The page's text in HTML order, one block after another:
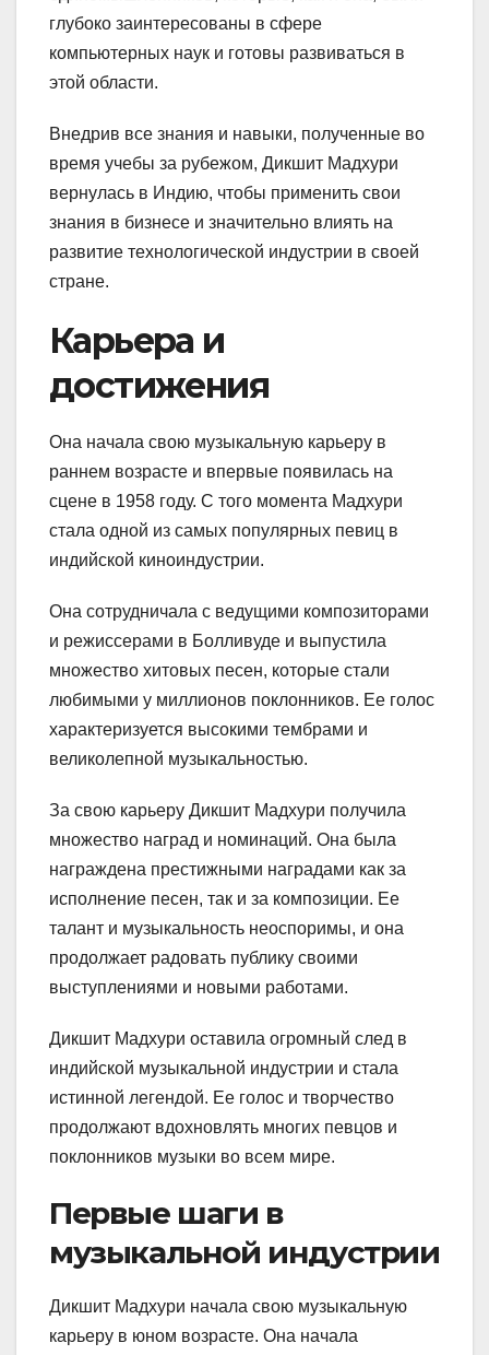
глубоко заинтересованы в сфере
компьютерных наук и готовы развиваться в
этой области.
Внедрив все знания и навыки, полученные во
время учебы за рубежом, Дикшит Мадхури
вернулась в Индию, чтобы применить свои
знания в бизнесе и значительно влиять на
развитие технологической индустрии в своей
стране.
Карьера и
достижения
Она начала свою музыкальную карьеру в
раннем возрасте и впервые появилась на
сцене в 1958 году. С того момента Мадхури
стала одной из самых популярных певиц в
индийской киноиндустрии.
Она сотрудничала с ведущими композиторами
и режиссерами в Болливуде и выпустила
множество хитовых песен, которые стали
любимыми у миллионов поклонников. Ее голос
характеризуется высокими тембрами и
великолепной музыкальностью.
За свою карьеру Дикшит Мадхури получила
множество наград и номинаций. Она была
награждена престижными наградами как за
исполнение песен, так и за композиции. Ее
талант и музыкальность неоспоримы, и она
продолжает радовать публику своими
выступлениями и новыми работами.
Дикшит Мадхури оставила огромный след в
индийской музыкальной индустрии и стала
истинной легендой. Ее голос и творчество
продолжают вдохновлять многих певцов и
поклонников музыки во всем мире.
Первые шаги в
музыкальной индустрии
Дикшит Мадхури начала свою музыкальную
карьеру в юном возрасте. Она начала